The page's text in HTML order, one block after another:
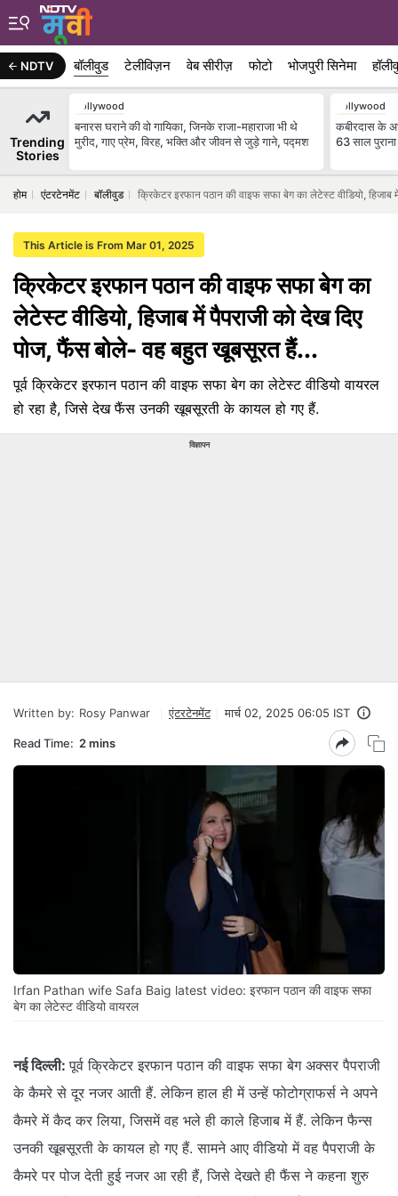
NDTV बॉलीवुड टेलीविज़न वेब सीरीज़ फोटो भोजपुरी सिनेमा
Trending
Stories
Bollywood
बनारस घराने की वो गायिका, जिनके राजा-महाराजा भी थे
मुरीद, गाए प्रेम, विरह, भक्ति और जीवन से जुड़े गाने, पद्मश
Bollywood
कबीरदास के
63 साल
होम एंटरटेनमेंट बॉलीवुड क्रिकेटर इरफान पठान की वाइफ सफा बेग का लेटेस्ट वीडियो,
This Article is From Mar 01, 2025
क्रिकेटर इरफान पठान की वाइफ सफा बेग का
लेटेस्ट वीडियो, हिजाब में पैपराजी को देख दिए
पोज, फैंस बोले- वह बहुत खूबसूरत हैं...
पूर्व क्रिकेटर इरफान पठान की वाइफ सफा बेग का लेटेस्ट वीडियो वायरल
हो रहा है, जिसे देख फैंस उनकी खूबसूरती के कायल हो गए हैं.
विज्ञापन
Written by: Rosy Panwar एंटरटेनमेंट मार्च 02, 2025 06:05 IST
Read Time: 2 mins
Irfan Pathan wife Safa Baig latest video: इरफान पठान की वाइफ सफा
बेग का लेटेस्ट वीडियो वायरल
नई दिल्ली: पूर्व क्रिकेटर इरफान पठान की वाइफ सफा बेग अक्सर पैपराजी
के कैमरे से दूर नजर आती हैं. लेकिन हाल ही में उन्हें फोटोग्राफर्स ने अपने
कैमरे में कैद कर लिया, जिसमें वह भले ही काले हिजाब में हैं. लेकिन फैन्स
उनकी खूबसूरती के कायल हो गए हैं. सामने आए वीडियो में वह पैपराजी के
कैमरे पर पोज देती हुई नजर आ रही हैं, जिसे देखते ही फैंस ने कहना शुरु